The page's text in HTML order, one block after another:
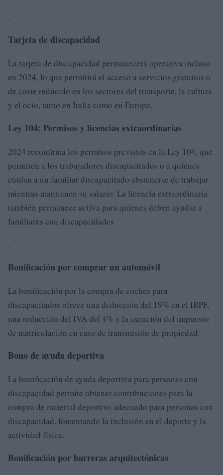
.
Tarjeta de discapacidad
La tarjeta de discapacidad permanecerá operativa incluso
en 2024, lo que permitirá el acceso a servicios gratuitos o
de coste reducido en los sectores del transporte, la cultura
y el ocio, tanto en Italia como en Europa.
Ley 104: Permisos y licencias extraordinarias
2024 reconfirma los permisos previstos en la Ley 104, que
permiten a los trabajadores discapacitados o a quienes
cuidan a un familiar discapacitado abstenerse de trabajar
mientras mantienen su salario. La licencia extraordinaria
también permanece activa para quienes deben ayudar a
familiares con discapacidades
.
Bonificación por comprar un automóvil
La bonificación por la compra de coches para
discapacitados ofrece una deducción del 19% en el IRPF,
una reducción del IVA del 4% y la exención del impuesto
de matriculación en caso de transmisión de propiedad.
Bono de ayuda deportiva
La bonificación de ayuda deportiva para personas con
discapacidad permite obtener contribuciones para la
compra de material deportivo adecuado para personas con
discapacidad, fomentando la inclusión en el deporte y la
actividad física.
Bonificación por barreras arquitectónicas